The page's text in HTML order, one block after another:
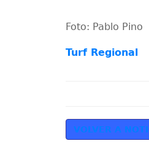
Foto: Pablo Pino
Turf Regional
VOLVER A